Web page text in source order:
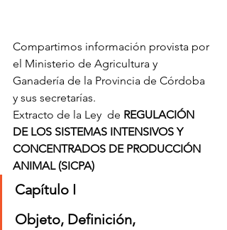
Compartimos información provista por
el Ministerio de Agricultura y
Ganadería de la Provincia de Córdoba
y sus secretarías.
Extracto de la Ley  de REGULACIÓN
DE LOS SISTEMAS INTENSIVOS Y
CONCENTRADOS DE PRODUCCIÓN
ANIMAL (SICPA)
Capítulo I
Objeto, Definición,